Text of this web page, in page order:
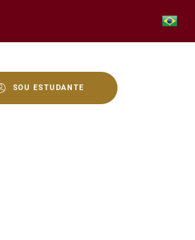
SOU ESTUDANTE